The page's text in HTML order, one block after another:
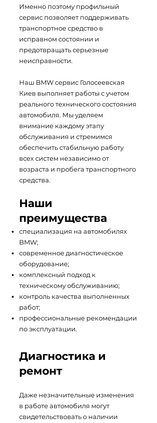
Именно поэтому профильный
сервис позволяет поддерживать
транспортное средство в
исправном состоянии и
предотвращать серьезные
неисправности.
Наш BMW сервис Голосеевская
Киев выполняет работы с учетом
реального технического состояния
автомобиля. Мы уделяем
внимание каждому этапу
обслуживания и стремимся
обеспечить стабильную работу
всех систем независимо от
возраста и пробега транспортного
средства.
Наши
преимущества
специализация на автомобилях
BMW;
современное диагностическое
оборудование;
комплексный подход к
техническому обслуживанию;
контроль качества выполненных
работ;
профессиональные рекомендации
по эксплуатации.
Диагностика и
ремонт
Даже незначительные изменения
в работе автомобиля могут
свидетельствовать о наличии